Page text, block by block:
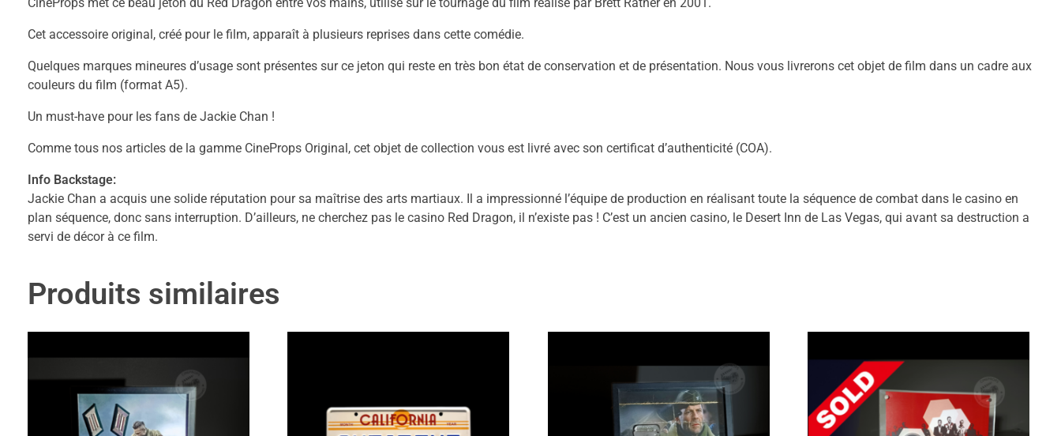
Cet accessoire original, créé pour le film, apparaît à plusieurs reprises dans cette comédie.
Quelques marques mineures d’usage sont présentes sur ce jeton qui reste en très bon état de conservation et de présentation. Nous vous livrerons cet objet de film dans un cadre aux
couleurs du film (format A5).
Un must-have pour les fans de Jackie Chan !
Comme tous nos articles de la gamme CineProps Original, cet objet de collection vous est livré avec son certificat d’authenticité (COA).
Info Backstage:
Jackie Chan a acquis une solide réputation pour sa maîtrise des arts martiaux. Il a impressionné l’équipe de production en réalisant toute la séquence de combat dans le casino en
plan séquence, donc sans interruption. D’ailleurs, ne cherchez pas le casino Red Dragon, il n’existe pas ! C’est un ancien casino, le Desert Inn de Las Vegas, qui avant sa destruction a
servi de décor à ce film.
Produits similaires